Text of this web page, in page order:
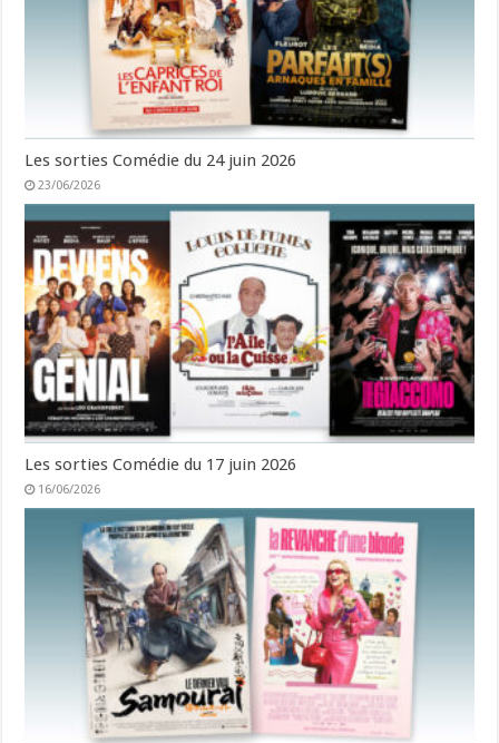
Les sorties Comédie du 24 juin 2026
23/06/2026
Les sorties Comédie du 17 juin 2026
16/06/2026